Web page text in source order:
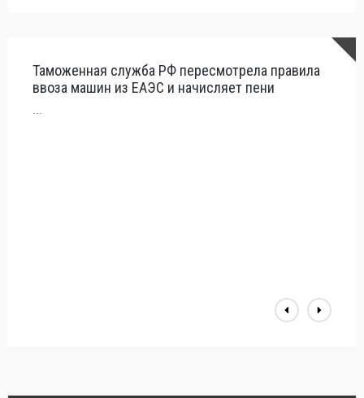
Таможенная служба РФ пересмотрела правила
ввоза машин из ЕАЭС и начисляет пени
...